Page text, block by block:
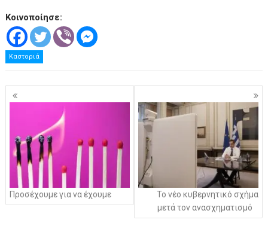
Κοινοποίησε:
Καστοριά
Πλοήγηση
άρθρων
Προσέχουμε για να έχουμε
Το νέο κυβερνητικό σχήμα
μετά τον ανασχηματισμό